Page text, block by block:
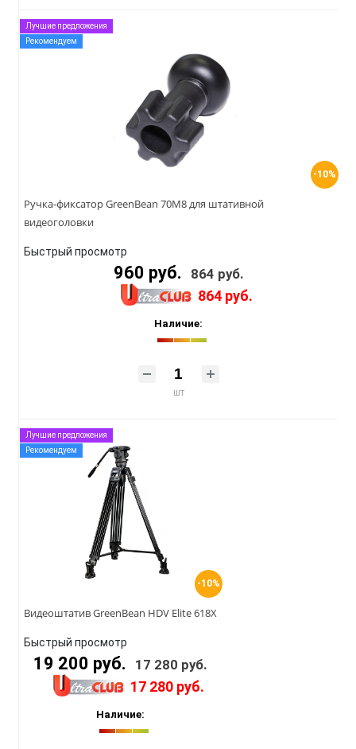
-10%
Лучшие предложения
Рекомендуем
Ручка-фиксатор GreenBean 70M8 для штативной
видеоголовки
Быстрый просмотр
960 руб. 864 руб.
864 руб.
Наличие:
шт
-10%
Лучшие предложения
Рекомендуем
Видеоштатив GreenBean HDV Elite 618X
Быстрый просмотр
19 200 руб. 17 280 руб.
17 280 руб.
Наличие: